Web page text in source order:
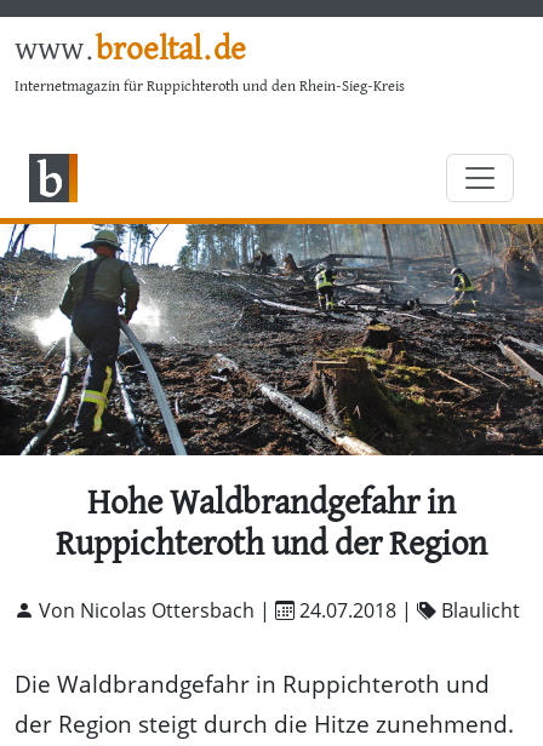
www.broeltal.de
Internetmagazin für Ruppichteroth und den Rhein-Sieg-Kreis
Hohe Waldbrandgefahr in
Ruppichteroth und der Region
Von Nicolas Ottersbach | 24.07.2018 | Blaulicht
Die Waldbrandgefahr in Ruppichteroth und
der Region steigt durch die Hitze zunehmend.